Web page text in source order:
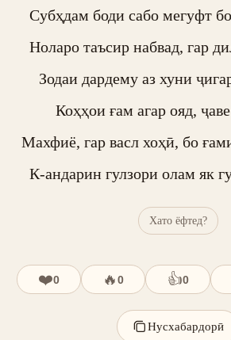
Субҳдам боди сабо мегуфт
Ноларо таъсир набвад, гар
Зодаи дардему аз хуни
Коҳҳои ғам агар ояд,
Махфиё, гар васл хоҳӣ, бо
К-андарин гулзори олам як
Хато ёфтед?
❤️0 🔥0 👍0
Нусхабардорӣ